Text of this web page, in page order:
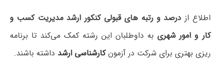
اطلاع از درصد و رتبه های قبولی کنکور ارشد مدیریت کسب و
کار و امور شهریبه داوطلبان این رشته کمک می‌کند تا برنامه
ریزی بهتری برای شرکت در آزمونکارشناسی ارشد داشته باشند.